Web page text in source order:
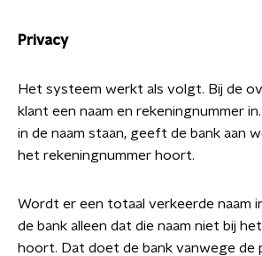
Privacy
Het systeem werkt als volgt. Bij de
klant een naam en rekeningnummer
in de naam staan, geeft de bank aan
het rekeningnummer hoort.
Wordt er een totaal verkeerde naam
de bank alleen dat die naam niet bij
hoort. Dat doet de bank vanwege de